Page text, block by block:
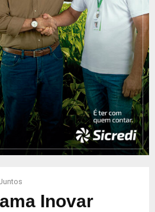
Inovar